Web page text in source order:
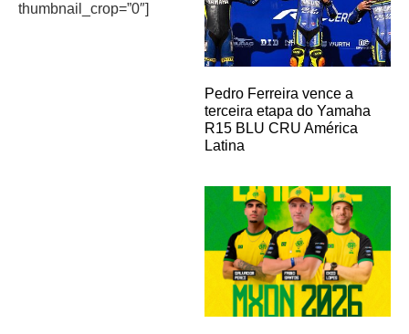
thumbnail_crop=”0″]
Pedro Ferreira vence a
terceira etapa do Yamaha
R15 BLU CRU América
Latina